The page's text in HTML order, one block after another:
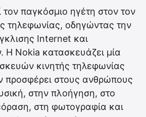
παγκόσμιο ηγέτη στον τον
τηλεφωνίας, οδηγώντας την
Internet και
Η Nokia κατασκευάζει μία
κινητής τηλεφωνίας
προσφέρει στους ανθρώπους
στην πλοήγηση, στο
στη φωτογραφία και